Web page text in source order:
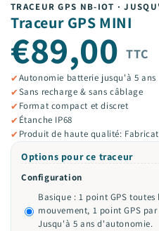
TRACEUR GPS NB-IOT ·
Traceur GPS MINI
€89,00 TTC
✔Autonomie batterie jusqu'à 5 ans
✔Sans recharge & sans câblage
✔Format compact et discret
✔Étanche IP68
✔Produit de haute qualité:
Options pour ce traceur
Configuration
Basique : 1 point GPS toutes
mouvement, 1 point GPS
Jusqu'à 5 ans d'autonomie.